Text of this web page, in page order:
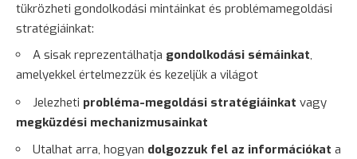
tükrözheti gondolkodási mintáinkat és problémamegoldási
stratégiáinkat:
A sisak reprezentálhatja gondolkodási sémáinkat,
amelyekkel értelmezzük és kezeljük a világot
Jelezheti probléma-megoldási stratégiáinkat vagy
megküzdési mechanizmusainkat
Utalhat arra, hogyan dolgozzuk fel az információkat a